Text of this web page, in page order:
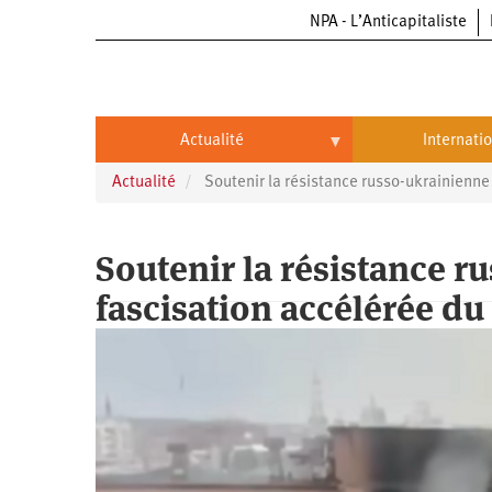
NPA - L’Anticapitaliste
Actualité
Actualité
Entreprises
Entreprises
Aéronautique
Commerce
Oppressions
Antiracisme
Féminisme
Écologie
Éducation
International
Chine
États-
Continents
Afrique
Actualité Soutenir la résistance russo-
Soutenir la résistance
fascisation accélérée